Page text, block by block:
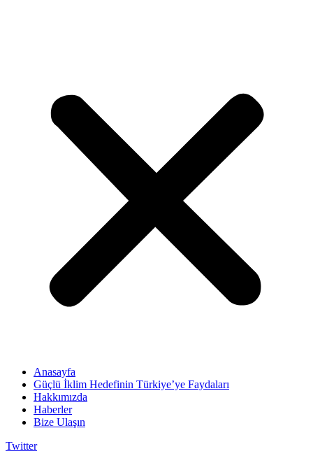
Anasayfa
Güçlü İklim Hedefinin Türkiye’ye Faydaları
Hakkımızda
Haberler
Bize Ulaşın
Twitter